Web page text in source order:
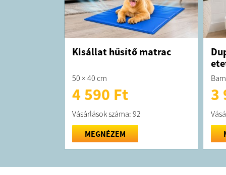
Kisállat hűsítő matrac
50 × 40 cm
4 590 Ft
Vásárlások száma: 92
MEGNÉZEM
3